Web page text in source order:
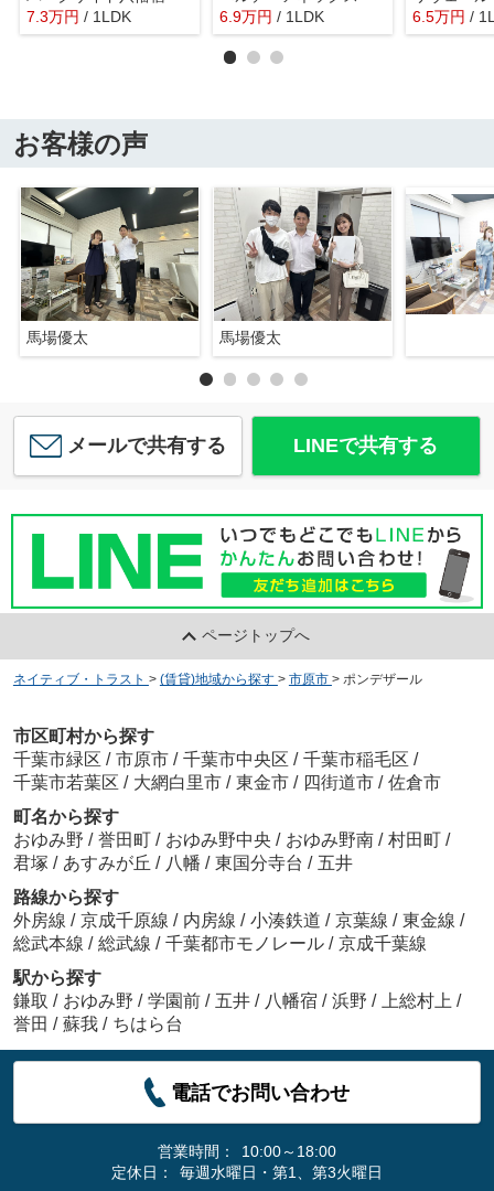
7.3万円 / 1LDK
6.9万円 / 1LDK
6.5万円 /
お客様の声
馬場優太 馬場優太
メールで共有する LINEで共有する
ページトップへ
ネイティブ・トラスト > (賃貸)地域から探す > 市原市 > ポンデザール
市区町村から探す
千葉市緑区 / 市原市 / 千葉市中央区 / 千葉市稲毛区 /
千葉市若葉区 / 大網白里市 / 東金市 / 四街道市 / 佐倉市
町名から探す
おゆみ野 / 誉田町 / おゆみ野中央 / おゆみ野南 / 村田町 /
君塚 / あすみが丘 / 八幡 / 東国分寺台 / 五井
路線から探す
外房線 / 京成千原線 / 内房線 / 小湊鉄道 / 京葉線 / 東金線 /
総武本線 / 総武線 / 千葉都市モノレール / 京成千葉線
駅から探す
鎌取 / おゆみ野 / 学園前 / 五井 / 八幡宿 / 浜野 / 上総村上 /
誉田 / 蘇我 / ちはら台
電話でお問い合わせ
営業時間：
10:00～18:00
定休日：
毎週水曜日・第1、第3火曜日